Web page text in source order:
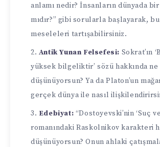
anlamı nedir? İnsanların dünyada bir
mıdır?” gibi sorularla başlayarak,
meseleleri tartışabilirsiniz.
Antik Yunan Felsefesi: Sokrat’ın
yüksek bilgeliktir’ sözü hakkında ne
düşünüyorsun? Ya da Platon’un
gerçek dünya ile nasıl
Edebiyat: “Dostoyevski’nin ‘Suç
romanındaki Raskolnikov karakteri
düşünüyorsun? Onun ahlaki